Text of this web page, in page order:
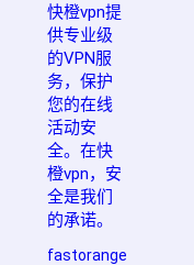
快橙vpn提
供专业级
的VPN服
务，保护
您的在线
活动安
全。在快
橙vpn，安
全是我们
的承诺。
fastorange